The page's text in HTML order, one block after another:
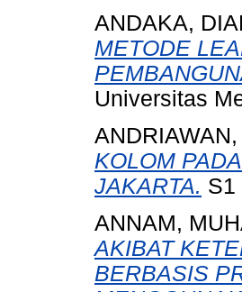
ANDAKA,
METODE
Universitas
KOLOM
JAKARTA. S1
ANNAM,
AKIBAT
BERBASIS